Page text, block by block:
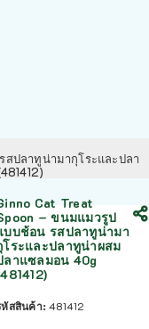
สปลาทูน่ามากุโระและปลา
Cat Treat
– ขนมแมวรูป
บบช้อน รสปลาทูน่ามา
โระและปลาทูน่าผสม
ลาแซลมอน 40g
หัสสินค้า:481412